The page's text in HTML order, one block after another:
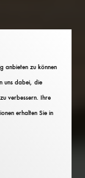
anbieten zu können
uns dabei, die
verbessern. Ihre
erhalten Sie in